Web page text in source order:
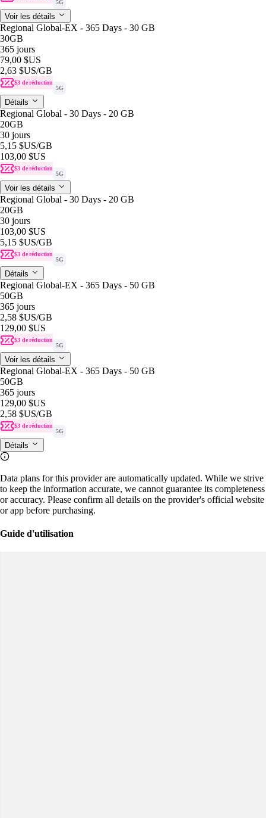
5G
Voir les détails
Regional Global-EX - 365 Days - 30 GB
30GB
365 jours
79,00 $US
2,63 $US/GB
$3 de réduction
5G
Détails
Regional Global - 30 Days - 20 GB
20GB
30 jours
5,15 $US/GB
103,00 $US
$3 de réduction
5G
Voir les détails
Regional Global - 30 Days - 20 GB
20GB
30 jours
103,00 $US
5,15 $US/GB
$3 de réduction
5G
Détails
Regional Global-EX - 365 Days - 50 GB
50GB
365 jours
2,58 $US/GB
129,00 $US
$3 de réduction
5G
Voir les détails
Regional Global-EX - 365 Days - 50 GB
50GB
365 jours
129,00 $US
2,58 $US/GB
$3 de réduction
5G
Détails
Data plans for this provider are automatically updated. While we strive
to keep the information accurate, we cannot guarantee its completeness
or accuracy. Please confirm all details on the provider's official website
or app before purchasing.
Guide d'utilisation